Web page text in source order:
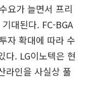
요가 늘면서 프리
대된다. FC-BGA
자 확대에 따라 수
다. LG이노텍은 현
라인을 사실상 풀